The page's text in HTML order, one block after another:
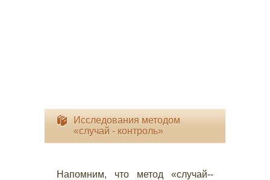
Исследования методом
«случай - контроль»
Напомним, что метод «случай--